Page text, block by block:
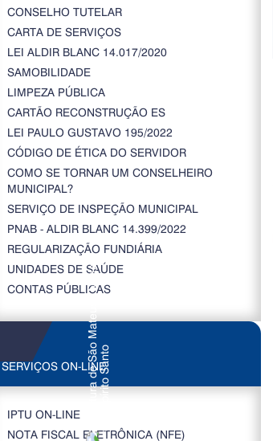
CONSELHO TUTELAR
CARTA DE SERVIÇOS
LEI ALDIR BLANC 14.017/2020
SAMOBILIDADE
LIMPEZA PÚBLICA
CARTÃO RECONSTRUÇÃO ES
LEI PAULO GUSTAVO 195/2022
CÓDIGO DE ÉTICA DO SERVIDOR
COMO SE TORNAR UM CONSELHEIRO
MUNICIPAL?
SERVIÇO DE INSPEÇÃO MUNICIPAL
PNAB - ALDIR BLANC 14.399/2022
REGULARIZAÇÃO FUNDIÁRIA
UNIDADES DE SAÚDE
CONTAS PÚBLICAS
SERVIÇOS ON-LINE
IPTU ON-LINE
NOTA FISCAL ELETRÔNICA (NFE)